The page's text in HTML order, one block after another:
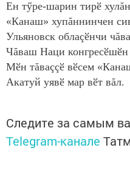
Ен тӳре-шарин тирӗ
«Канаш» хупăннинчен
Ульяновск облаçӗнчи
Чăваш Наци конгресӗшӗн
Мӗн тăваççӗ вӗсем
Акатуй уявӗ мар вӗт вăл.
Следите за самым
Telegram-канале